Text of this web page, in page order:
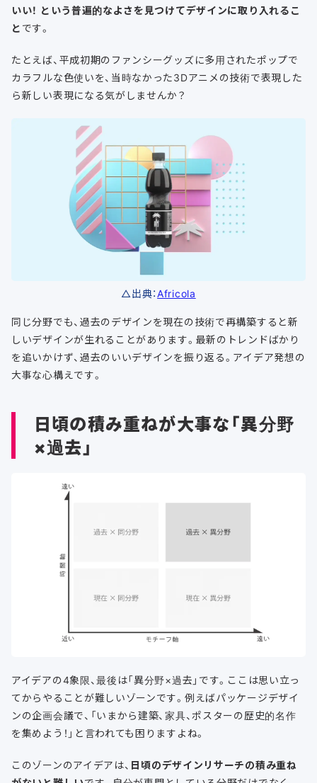
いい！ という普遍的なよさを見つけてデザインに取り入れるこ
と です。
たとえば、平成初期のファンシーグッズに多用されたポップで
カラフルな色使いを、当時なかった3Dアニメの技術で表現した
ら新しい表現になる気がしませんか？
△出典：Africola
同じ分野でも、過去のデザインを現在の技術で再構築すると新
しいデザインが生れることがあります。最新のトレンドばかり
を追いかけず、過去のいいデザインを振り返る。アイデア発想の
大事な心構えです。
日頃の積み重ねが大事な「異分野
×過去」
アイデアの4象限、最後は「異分野×過去」です。ここは思い立っ
てからやることが難しいゾーンです。例えばパッケージデザイ
ンの企画会議で、「いまから建築、家具、ポスターの歴史的名作
を集めよう！」と言われても困りますよね。
このゾーンのアイデアは、 日頃のデザインリサーチの積み重ね